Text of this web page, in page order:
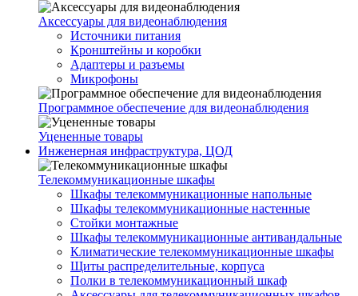
Аксессуары для видеонаблюдения
Источники питания
Кронштейны и коробки
Адаптеры и разъемы
Микрофоны
Программное обеспечение для видеонаблюдения
Уцененные товары
Инженерная инфраструктура, ЦОД
Телекоммуникационные шкафы
Шкафы телекоммуникационные напольные
Шкафы телекоммуникационные настенные
Стойки монтажные
Шкафы телекоммуникационные антивандальные
Климатические телекоммуникационные шкафы
Щиты распределительные, корпуса
Полки в телекоммуникационный шкаф